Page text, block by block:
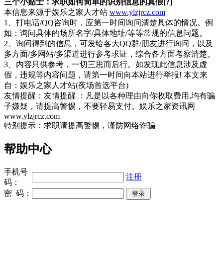
本信息来源于娱乐之家人才站 www.ylzjrcz.com
1、打电话/QQ咨询时，应第一时间询问清楚具体的情况。例
如：询问具体的场所名字/具体地址/等等常规的信息问题。
2、询问得到的信息，可发给各大QQ群/朋友进行询问，以及
多方面/多网站/多渠道进行参考求证，综合各方面考察清楚。
3、内容只供参考，一切三思而后行。如发现此信息涉及虚
假，违规等内容问题，请第一时间向本站进行举报! 本文来
自：娱乐之家人才站(夜场首选平台)
友情提醒：友情提醒 ：凡是以各种理由向你收取费用,均有骗
子嫌疑，请提高警惕，不要轻易支付。娱乐之家资讯网
www.ylzjrcz.com
特别提示：求职请提高警惕，谨防网络诈骗
帮助中心
手机号
码：
注册
密 码：